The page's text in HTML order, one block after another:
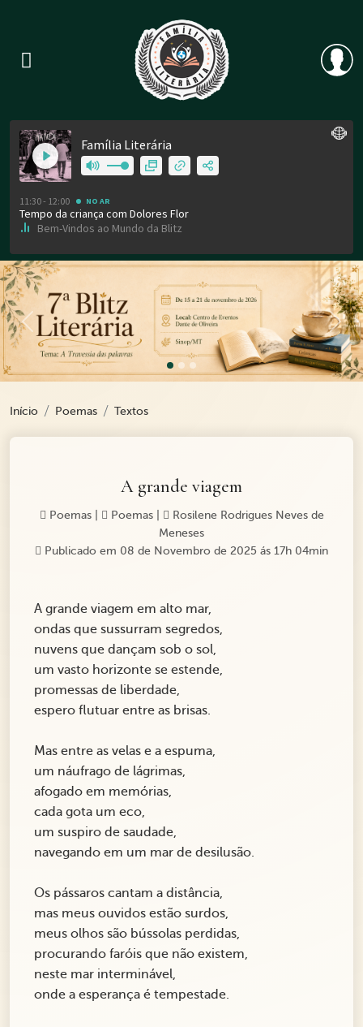
Previous
Início Poemas Textos
A grande viagem
Poemas| Poemas|
Rosilene Rodrigues Neves de
Meneses
Publicado em 08 de Novembro de 2025 ás 17h 04min
A grande viagem em alto mar,
ondas que sussurram segredos,
nuvens que dançam sob o sol,
um vasto horizonte se estende,
promessas de liberdade,
espero flutuar entre as brisas.
Mas entre as velas e a espuma,
um náufrago de lágrimas,
afogado em memórias,
cada gota um eco,
um suspiro de saudade,
navegando em um mar de desilusão.
Os pássaros cantam a distância,
mas meus ouvidos estão surdos,
meus olhos são bússolas perdidas,
procurando faróis que não existem,
neste mar interminável,
onde a esperança é tempestade.